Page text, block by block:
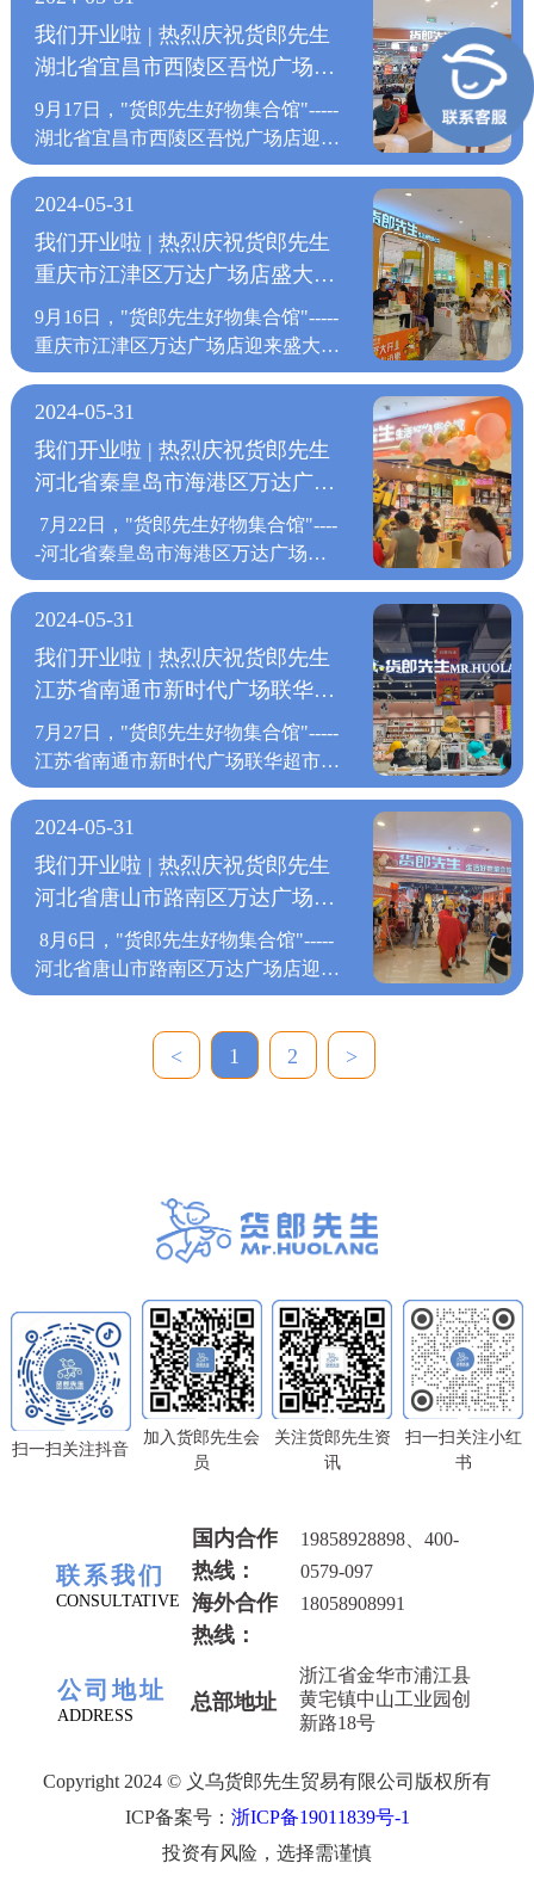
人汗水，"创新"是货郎先生品牌与生
俱来的基因；走向世界，是我们共同
拓百货零售新前程。
的愿景货郎先生愿携手有识之士，共
拓百货零售新前程。
货零售新前程。
质工厂精挑优质好货，减少中间流通
环节，专供货郎先生门店，确保商品
质量的同时，保证价格实惠。 肩
负“打造百货零售行业领军品牌”的重
任，“货郎先生"一直在成长、创
新；"成长"饱含着全体家人汗
水，"创新"是货郎先生品牌与生俱来
景货郎先生愿携手有识之士，共拓百
货零售新前程。
体验。 货郎先生门店的入驻，不断
地为已经战略合作的各大商业地产品
合，不断刺激着消费者的消费热情，
让货郎先生的入驻与知名商业地产品
牌实现双赢。 上万种商品，满足
消费者的各类购物需求，打破传统零
售模式，上千家优质工厂精挑优质好
货，减少中间流通环节，专供货郎先
生门店，确保商品质量的同时，保证
价格实惠。 肩负“打造百货零售行业
领军品牌”的重任，“货郎先生"一直
在成长、创新；"成长"饱含着全体家
人汗水，"创新"是货郎先生品牌与生
的愿景货郎先生愿携手有识之士，共
拓百货零售新前程。
下“三年千店”计划以来，每个月开业
的新店不断增加，“货郎先生”以“精
挑全球好货，打造优悦生活”的品牌
主张，根据国内日常百货消费需求，
形成家庭刚需百货体系，打入各个年
龄阶段消费者的消费心理。由此，货
郎先生门店开到哪里，哪里就形成线
下门店消费的热潮。 无论货郎先生
开在哪里，一直不变的是“货郎先
生”对品牌实力和高效供应链的打
创意商品和时尚文化融为一体，打造
全新的一站式生活购物中心，让消费
者进店不只是选购商品，更能享受匆
忙生活中的幸福购物体验。 货郎先
生门店的入驻，不断地为已经战略合
作的各大商业地产品牌带来购物人
潮，人潮与好货的结合，不断刺激着
消费者的消费热情，让货郎先生的入
驻与知名商业地产品牌实现双赢。
上万种商品，满足消费者的各类购
物需求，打破传统零售模式，上千家
通环节，专供货郎先生门店，确保商
品质量的同时，保证价格实惠。 肩
负“打造百货零售行业领军品牌”的重
任，“货郎先生"一直在成长、创
的基因；走向世界，是我们共同的愿
景货郎先生愿携手有识之士，共拓百
货零售新前程。
不断增加，“货郎先生”以“精挑全球
好货，打造优悦生活”的品牌主张，
根据国内日常百货消费需求，形成家
庭刚需百货体系，打入各个年龄阶段
消费的热潮。 无论货郎先生开在哪
里，一直不变的是“货郎先生”对品牌
实力和高效供应链的打造，以品质生
活为品牌核心价值，将创意商品和时
尚文化融为一体，打造全新的一站式
生活购物中心，让消费者进店不只是
选购商品，更能享受匆忙生活中的幸
福购物体验。 货郎先生门店的入
驻，不断地为已经战略合作的各大商
业地产品牌带来购物人潮，人潮与好
热情，让货郎先生的入驻与知名商业
地产品牌实现双赢。 上万种商品，
满足消费者的各类购物需求，打破传
统零售模式，上千家优质工厂精挑优
质好货，减少中间流通环节，专供货
郎先生门店，确保商品质量的同时，
保证价格实惠。 肩负“打造百货零售
行业领军品牌”的重任，“货郎先
生"一直在成长、创新；"成长"饱含
着全体家人汗水，"创新"是货郎先生
品牌与生俱来的基因；走向世界，是
之士，共拓百货零售新前程。
我们开业啦 | 热烈庆祝货郎先生
湖北省宜昌市西陵区吾悦广场店
盛大开业
9月17日，"货郎先生好物集合馆"-----
湖北省宜昌市西陵区吾悦广场店迎来
盛大开业。 自2020年货郎先生定
下“三年千店”计划以来，每个月开业
挑全球好货，打造优悦生活”的品牌
主张，根据国内日常百货消费需求，
形成家庭刚需百货体系，打入各个年
龄阶段消费者的消费心理。由此，货
开在哪里，一直不变的是“货郎先
生”对品牌实力和高效供应链的打
造，以品质生活为品牌核心价值，将
创意商品和时尚文化融为一体，打造
全新的一站式生活购物中心，让消费
者进店不只是选购商品，更能享受匆
忙生活中的幸福购物体验。 货郎先
生门店的入驻，不断地为已经战略合
作的各大商业地产品牌带来购物人
潮，人潮与好货的结合，不断刺激着
驻与知名商业地产品牌实现双赢。
上万种商品，满足消费者的各类购
物需求，打破传统零售模式，上千家
优质工厂精挑优质好货，减少中间流
通环节，专供货郎先生门店，确保商
品质量的同时，保证价格实惠。 肩
负“打造百货零售行业领军品牌”的重
任，“货郎先生"一直在成长、创
新；"成长"饱含着全体家人汗
水，"创新"是货郎先生品牌与生俱来
景货郎先生愿携手有识之士，共拓百
货零售新前程。
2024-05-31
我们开业啦 | 热烈庆祝货郎先生
重庆市江津区万达广场店盛大开
业
9月16日，"货郎先生好物集合馆"-----
重庆市江津区万达广场店迎来盛大开
业。 自2020年货郎先生定下“三年千
店”计划以来，每个月开业的新店不
货，打造优悦生活”的品牌主张，根
据国内日常百货消费需求，形成家庭
刚需百货体系，打入各个年龄阶段消
费者的消费心理。由此，货郎先生门
里，一直不变的是“货郎先生”对品牌
实力和高效供应链的打造，以品质生
活为品牌核心价值，将创意商品和时
尚文化融为一体，打造全新的一站式
生活购物中心，让消费者进店不只是
选购商品，更能享受匆忙生活中的幸
福购物体验。 货郎先生门店的入
驻，不断地为已经战略合作的各大商
业地产品牌带来购物人潮，人潮与好
货的结合，不断刺激着消费者的消费
地产品牌实现双赢。 上万种商
品，满足消费者的各类购物需求，打
挑优质好货，减少中间流通环节，专
供货郎先生门店，确保商品质量的同
品牌与生俱来的基因；走向世界，是
我们共同的愿景货郎先生愿携手有识
之士，共拓百货零售新前程。
2024-05-31
我们开业啦 | 热烈庆祝货郎先生
河北省秦皇岛市海港区万达广场
店盛大开业
7月22日，"货郎先生好物集合馆"----
-河北省秦皇岛市海港区万达广场店
迎来盛大开业。 自2020年货郎先生
定下“三年千店”计划以来，每个月开
生”以“精挑全球好货，打造优悦生
活”的品牌主张，根据国内日常百货
消费需求，形成家庭刚需百货体系，
打入各个年龄阶段消费者的消费心
无论货郎先生开在哪里，一直不变的
是“货郎先生”对品牌实力和高效供应
链的打造，以品质生活为品牌核心价
值，将创意商品和时尚文化融为一
体，打造全新的一站式生活购物中
心，让消费者进店不只是选购商品，
为已经战略合作的各大商业地产品牌
者的各类购物需求，打破传统零售模
式，上千家优质工厂精挑优质好货，
减少中间流通环节，专供货郎先生门
店，确保商品质量的同时，保证价格
实惠。 肩负“打造百货零售行业领军
品牌”的重任，“货郎先生"一直在成
长、创新；"成长"饱含着全体家人汗
水，"创新"是货郎先生品牌与生俱来
的基因；走向世界，是我们共同的愿
景货郎先生愿携手有识之士，共拓百
2024-05-31
我们开业啦 | 热烈庆祝货郎先生
江苏省南通市新时代广场联华超
市店盛大开业
7月27日，"货郎先生好物集合馆"-----
江苏省南通市新时代广场联华超市店
迎来盛大开业。 自2020年货郎先生
定下“三年千店”计划以来，每个月开
生”以“精挑全球好货，打造优悦生
活”的品牌主张，根据国内日常百货
消费需求，形成家庭刚需百货体系，
打入各个年龄阶段消费者的消费心
无论货郎先生开在哪里，一直不变的
是“货郎先生”对品牌实力和高效供应
更能享受匆忙生活中的幸福购物体
带来购物人潮，人潮与好货的结合，
不断刺激着消费者的消费热情，让货
郎先生的入驻与知名商业地产品牌实
现双赢。 上万种商品，满足消费者
的各类购物需求，打破传统零售模
式，上千家优质工厂精挑优质好货，
减少中间流通环节，专供货郎先生门
品牌”的重任，“货郎先生"一直在成
长、创新；"成长"饱含着全体家人汗
水，"创新"是货郎先生品牌与生俱来
的基因；走向世界，是我们共同的愿
景货郎先生愿携手有识之士，共拓百
货零售新前程。
2024-05-31
我们开业啦 | 热烈庆祝货郎先生
河北省唐山市路南区万达广场店
盛大开业
8月6日，"货郎先生好物集合馆"-----
河北省唐山市路南区万达广场店迎来
盛大开业。 作为货郎先生第六代最
郎先生“回归家庭，从心出发”，更用
心地表达“好生活，真不贵”。
又舒适的环境中体验式购物，更是希
望消费者和货郎先生一起探索现代家
居生活的温度与情怀。 货郎先生定
需求，不断向细分场景迈进，从整体
到细节，从色彩到材质，从外观到功
能，遵循着家居生活的最高法则“健
康、美观、舒适”。同时聚焦家居文
化，以“心零售”为方向，增加
了“视、听、嗅、味、触”等五感场
居生活场景，用挑剔的眼光甄选、组
合商品，向消费者输出有价值、有温
度、有美学设计的理想生活方式。
自2020年货郎先生定下“三年千店”计
加，“货郎先生”以“精挑全球好货，
打造优悦生活”的品牌主张，根据国
百货体系，打入各个年龄阶段消费者
到哪里，哪里就形成线下门店消费的
< 1 2 >
扫一扫关注抖音
加入货郎先生会
员
关注货郎先生资
讯
扫一扫关注小红
书
联系我们
CONSULTATIVE
国内合作
热线：
19858928898、400-
0579-097
海外合作
热线：
18058908991
公司地址
ADDRESS
总部地址
浙江省金华市浦江县
黄宅镇中山工业园创
新路18号
Copyright 2024 © 义乌货郎先生贸易有限公司版权所有
ICP备案号： 浙ICP备19011839号-1
投资有风险，选择需谨慎